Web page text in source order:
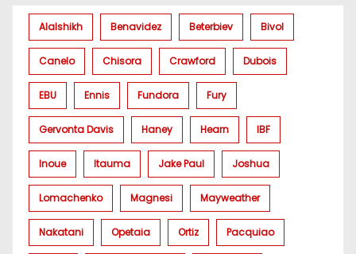
Alalshikh Benavidez Beterbiev Bivol
Canelo Chisora Crawford Dubois
EBU Ennis Fundora Fury
Gervonta Davis Haney Hearn IBF
Inoue Itauma Jake Paul Joshua
Lomachenko Magnesi Mayweather
Nakatani Opetaia Ortiz Pacquiao